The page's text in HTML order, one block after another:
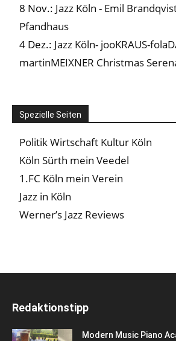
8 Nov.: Jazz Köln - Emil
Pfandhaus
4 Dez.: Jazz Köln- jooKRAUS-
martinMEIXNER Christmas
Spezielle Seiten
Politik Wirtschaft Kultur Köln
Köln Sürth mein Veedel
1.FC Köln mein Verein
Jazz in Köln
Werner’s Jazz Reviews
Redaktionstipp
Modern Music Piano